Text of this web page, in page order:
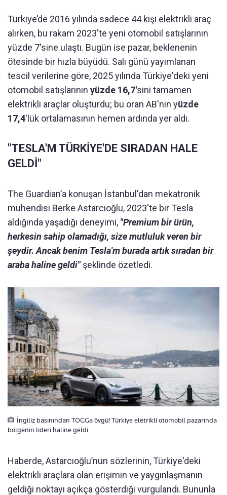
Türkiye’de 2016 yılında sadece 44 kişi elektrikli araç
alırken, bu rakam 2023'te yeni otomobil satışlarının
yüzde 7'sine ulaştı. Bugün ise pazar, beklenenin
ötesinde bir hızla büyüdü. Salı günü yayımlanan
tescil verilerine göre, 2025 yılında Türkiye'deki yeni
otomobil satışlarının yüzde 16,7'sini tamamen
elektrikli araçlar oluşturdu; bu oran AB'nin yüzde
17,4'lük ortalamasının hemen ardında yer aldı.
"TESLA'M TÜRKİYE'DE SIRADAN HALE
GELDİ"
The Guardian’a konuşan İstanbul'dan mekatronik
mühendisi Berke Astarcıoğlu, 2023'te bir Tesla
aldığında yaşadığı deneyimi, "Premium bir ürün,
herkesin sahip olamadığı, size mutluluk veren bir
şeydir. Ancak benim Tesla'm burada artık sıradan bir
araba haline geldi"şeklinde özetledi.
İngiliz basınından TOGGa övgü! Türkiye eletrikli otomobil pazarında
bölgenin lideri haline geldi
Haberde, Astarcıoğlu’nun sözlerinin, Türkiye'deki
elektrikli araçlara olan erişimin ve yaygınlaşmanın
geldiği noktayı açıkça gösterdiği vurgulandı. Bununla